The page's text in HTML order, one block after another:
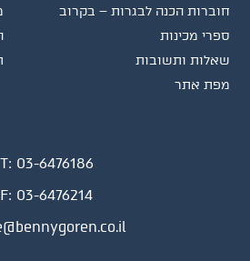
T: 03-6476186
F: 03-6476214
חוברות הכנה לבגרות – בקרוב
ספרי מכינות
שאלות ותשובות
מפת אתר